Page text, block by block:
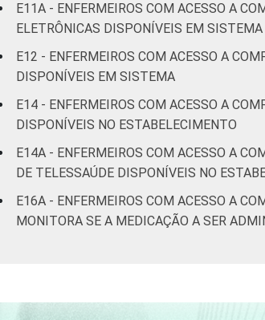
Interior 19
Fonte: CGI.br/NIC.br, Centro Regional de
tecnologias de informação e comunicação
¹Refere-se aos profissionais que declararam
haver disponibilidade eletrônica do dado, aos
E11A - ENFERMEIROS COM ACESSO A
ELETRÔNICAS DISPONÍVEIS EM SISTEMA
E12 - ENFERMEIROS COM ACESSO A
DISPONÍVEIS EM SISTEMA
E14 - ENFERMEIROS COM ACESSO A
DISPONÍVEIS NO ESTABELECIMENTO
E14A - ENFERMEIROS COM ACESSO A
DE TELESSAÚDE DISPONÍVEIS NO
E16A - ENFERMEIROS COM ACESSO A
MONITORA SE A MEDICAÇÃO A SER